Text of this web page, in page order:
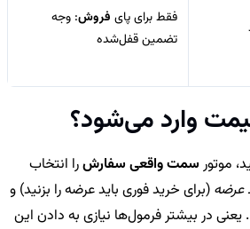
فقط برای پای فروش: وجه
تضمین قفل‌شده
وارد می‌شود؟
موتور سمت واقعی سفارشرا انتخاب
(برای خرید فوری باید عرضه را بزنید) و
. یعنی در بیشتر فرمول‌ها نیازی به دادن این